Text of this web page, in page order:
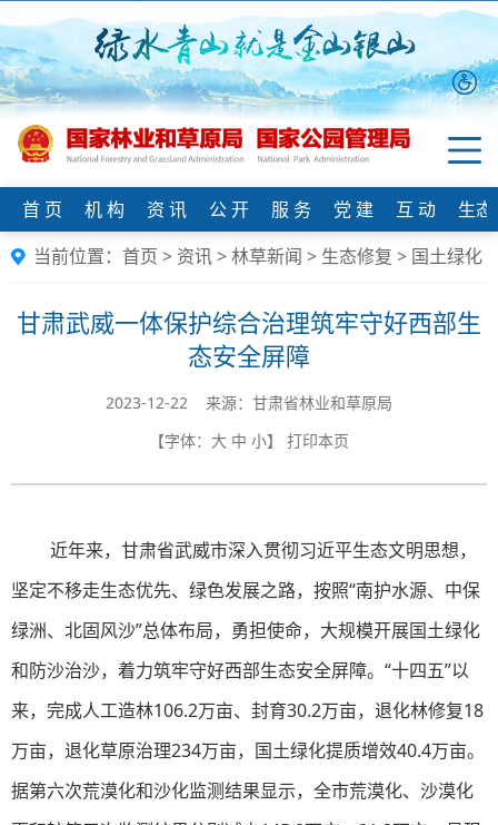
首 页 机 构 资 讯 公 开 服 务 党 建 互 动
生
当前位置： 首页 > 资讯>林草新闻 > 生态修复 > 国土绿化
甘肃武威一体保护综合治理筑牢守好西部生
态安全屏障
2023-12-22 来源：甘肃省林业和草原局
【字体： 大 中 小】 打印本页
近年来，甘肃省武威市深入贯彻习近平生态文明思想，
坚定不移走生态优先、绿色发展之路，按照“南护水源、中保
绿洲、北固风沙”总体布局，勇担使命，大规模开展国土绿化
和防沙治沙，着力筑牢守好西部生态安全屏障。“十四五”以
来，完成人工造林106.2万亩、封育30.2万亩，退化林修复18
万亩，退化草原治理234万亩，国土绿化提质增效40.4万亩。
据第六次荒漠化和沙化监测结果显示，全市荒漠化、沙漠化